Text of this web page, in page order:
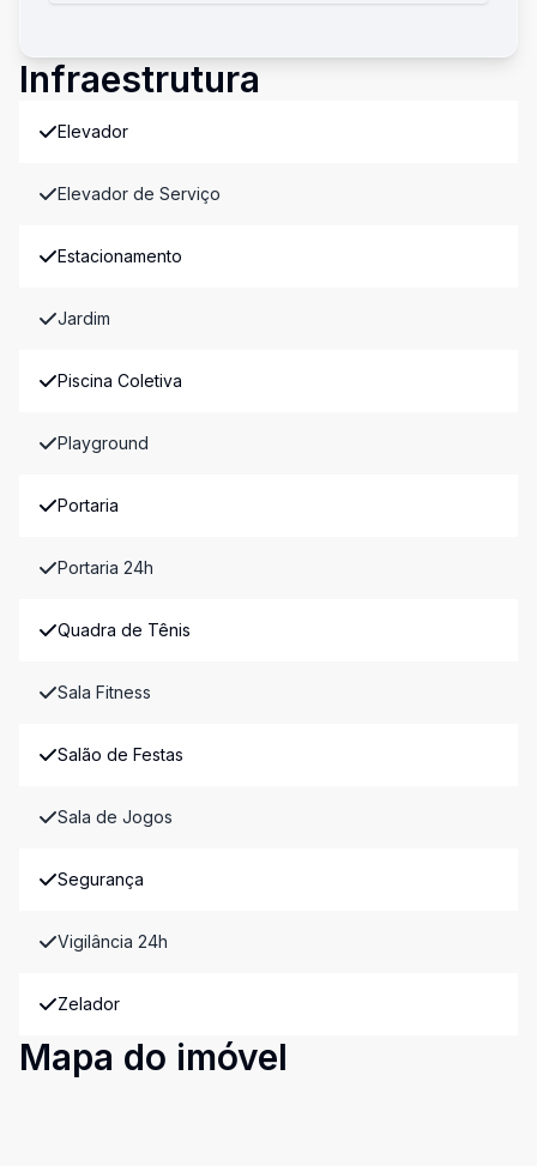
Infraestrutura
Elevador
Elevador de Serviço
Estacionamento
Jardim
Piscina Coletiva
Playground
Portaria
Portaria 24h
Quadra de Tênis
Sala Fitness
Salão de Festas
Sala de Jogos
Segurança
Vigilância 24h
Zelador
Mapa do imóvel